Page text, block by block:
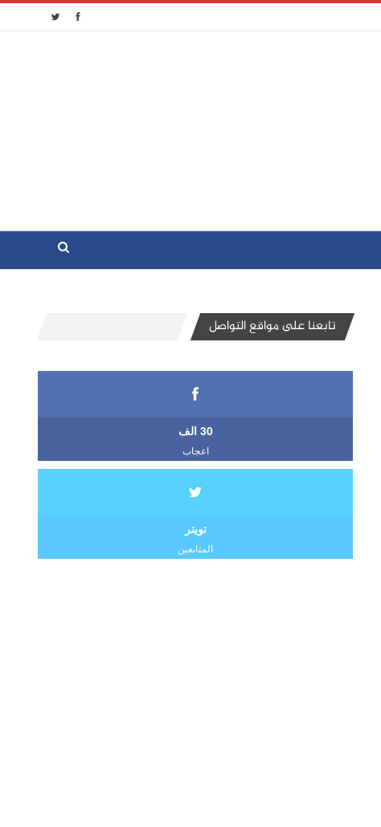
تابعنا على مواقع التواصل
30 الف
اعجاب
تويتر
المتابعين